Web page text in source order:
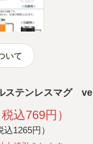
いて
ステンレスマグ
込769円）
1265円）